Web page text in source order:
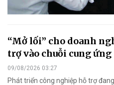
“Mở lối” cho doanh
trợ vào chuỗi cung ứng
09/08/2026 03:27
Phát triển công nghiệp hỗ trợ